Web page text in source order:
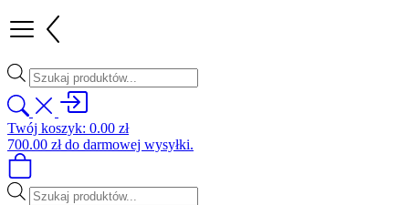
Wyszukiwarka
produktów
Twój koszyk: 0.00 zł
700.00 złdo darmowej wysyłki.
Wyszukiwarka